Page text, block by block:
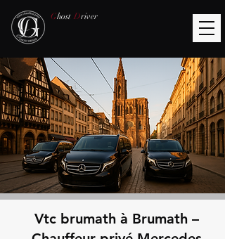
Ghost Driver
Vtc brumath à Brumath –